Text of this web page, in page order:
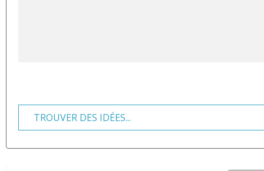
TROUVER DES IDÉES...